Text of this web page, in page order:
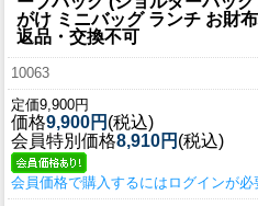
がけ ミニバッグ ランチ お財
返品・交換不可
10063
定価9,900円
価格9,900円 (税込)
会員特別価格8,910円 (税込)
会員価格で購入するにはログインが必